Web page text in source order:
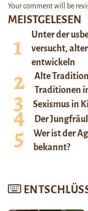
MEISTGELESEN
Unter der
versucht,
entwickeln
Alte
Traditionen
Sexismus in
Der
Wer ist der
bekannt?
Your comment will be